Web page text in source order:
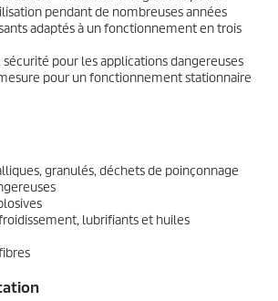
pendant de nombreuses années
adaptés à un fonctionnement en trois
sécurité pour les applications dangereuses
pour un fonctionnement stationnaire
granulés, déchets de poinçonnage
lubrifiants et huiles